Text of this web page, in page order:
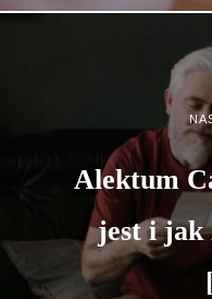
Alektum
jest i jak